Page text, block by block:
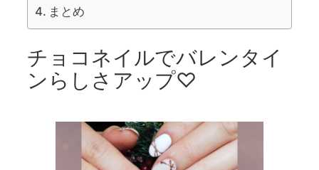
まとめ
チョコネイルでバレンタイ
ンらしさアップ♡